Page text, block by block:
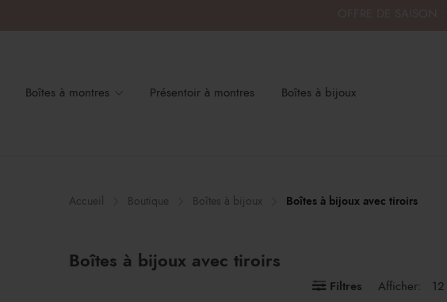
Boîtes à montres Présentoir à montres Boîtes à bijoux
Accueil Boutique Boîtes à bijoux Boîtes à bijoux avec tiroirs
Boîtes à bijoux avec tiroirs
Filtres Afficher: 12